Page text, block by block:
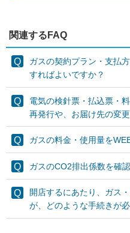
関連するFAQ
ガスの契約プラン・支払
すればよいですか？
電気の検針票・払込票・
再発行や、お届け先の変
ガスの料金・使用量を
ガスのCO2排出係数を確
開店するにあたり、ガス
が、どのような手続きが